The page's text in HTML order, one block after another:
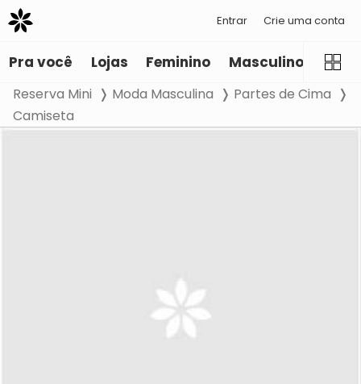
Entrar Crie uma conta
Pra você Lojas Feminino Masculino
Reserva Mini Moda Masculina
Partes de Cima
Camiseta